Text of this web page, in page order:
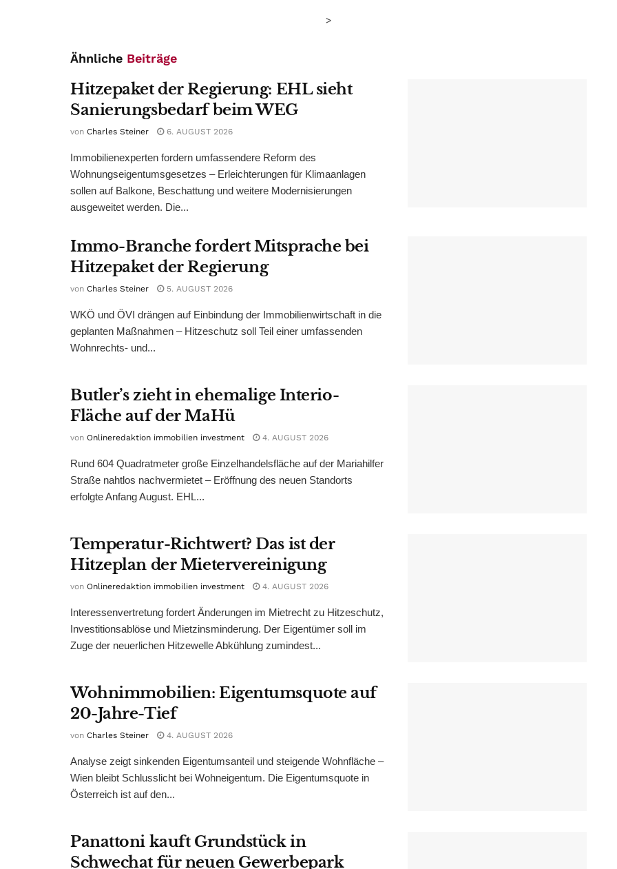
>
Ähnliche Beiträge
Hitzepaket der Regierung: EHL sieht
Sanierungsbedarf beim WEG
von Charles Steiner 6. AUGUST 2026
Immobilienexperten fordern umfassendere Reform des
Wohnungseigentumsgesetzes – Erleichterungen für Klimaanlagen
sollen auf Balkone, Beschattung und weitere Modernisierungen
ausgeweitet werden. Die...
Immo-Branche fordert Mitsprache bei
Hitzepaket der Regierung
von Charles Steiner 5. AUGUST 2026
WKÖ und ÖVI drängen auf Einbindung der Immobilienwirtschaft in die
geplanten Maßnahmen – Hitzeschutz soll Teil einer umfassenden
Wohnrechts- und...
Butler’s zieht in ehemalige Interio-
Fläche auf der MaHü
von Onlineredaktion immobilien investment 4. AUGUST 2026
Rund 604 Quadratmeter große Einzelhandelsfläche auf der Mariahilfer
Straße nahtlos nachvermietet – Eröffnung des neuen Standorts
erfolgte Anfang August. EHL...
Temperatur-Richtwert? Das ist der
Hitzeplan der Mietervereinigung
von Onlineredaktion immobilien investment 4. AUGUST 2026
Interessenvertretung fordert Änderungen im Mietrecht zu Hitzeschutz,
Investitionsablöse und Mietzinsminderung. Der Eigentümer soll im
Zuge der neuerlichen Hitzewelle Abkühlung zumindest...
Wohnimmobilien: Eigentumsquote auf
20-Jahre-Tief
von Charles Steiner 4. AUGUST 2026
Analyse zeigt sinkenden Eigentumsanteil und steigende Wohnfläche –
Wien bleibt Schlusslicht bei Wohneigentum. Die Eigentumsquote in
Österreich ist auf den...
Panattoni kauft Grundstück in
Schwechat für neuen Gewerbepark